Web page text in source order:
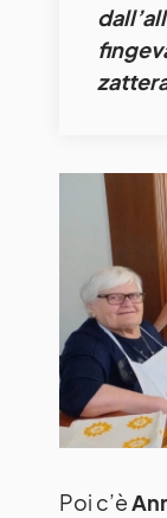
Poi c’è